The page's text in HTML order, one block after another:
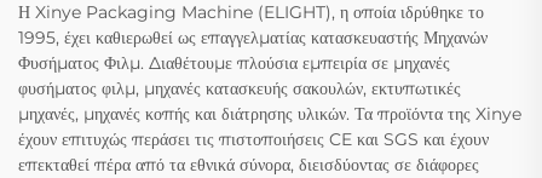
Η Xinye Packaging Machine (ELIGHT), η οποία ιδρύθηκε το
1995, έχει καθιερωθεί ως επαγγελματίας κατασκευαστής Μηχανών
Φυσήματος Φιλμ. Διαθέτουμε πλούσια εμπειρία σε μηχανές
φυσήματος φιλμ, μηχανές κατασκευής σακουλών, εκτυπωτικές
μηχανές, μηχανές κοπής και διάτρησης υλικών. Τα προϊόντα της Xinye
έχουν επιτυχώς περάσει τις πιστοποιήσεις CE και SGS και έχουν
επεκταθεί πέρα από τα εθνικά σύνορα, διεισδύοντας σε διάφορες